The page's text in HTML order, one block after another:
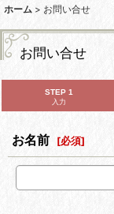
ホーム > お問い合せ
お問い合せ
STEP 1
入力
お名前 [必須]